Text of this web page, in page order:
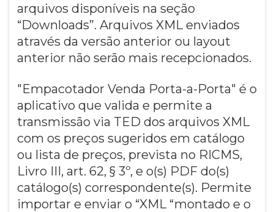
arquivos disponíveis na seção
“Downloads”. Arquivos XML enviados
através da versão anterior ou layout
anterior não serão mais recepcionados.
"Empacotador Venda Porta-a-Porta" é o
aplicativo que valida e permite a
transmissão via TED dos arquivos XML
com os preços sugeridos em catálogo
ou lista de preços, prevista no RICMS,
Livro III, art. 62, § 3º, e o(s) PDF do(s)
catálogo(s) correspondente(s). Permite
importar e enviar o “XML “montado e o